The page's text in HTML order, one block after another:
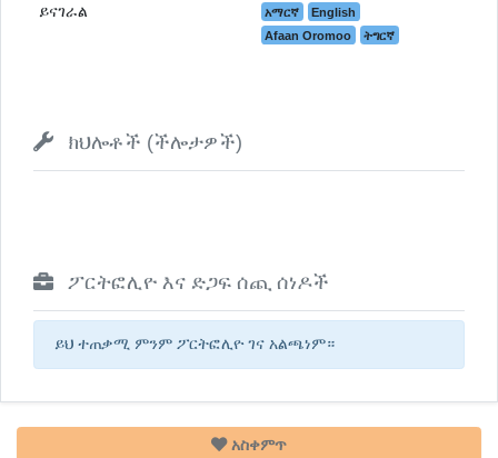
ይናገራል
አማርኛ
English
Afaan Oromoo
ትግርኛ
ክህሎቶች (ችሎታዎች)
ፖርትፎሊዮ እና ድጋፍ ሰጪ ሰነዶች
ይህ ተጠቃሚ ምንም ፖርትፎሊዮ ገና አልጫነም።
አስቀምጥ